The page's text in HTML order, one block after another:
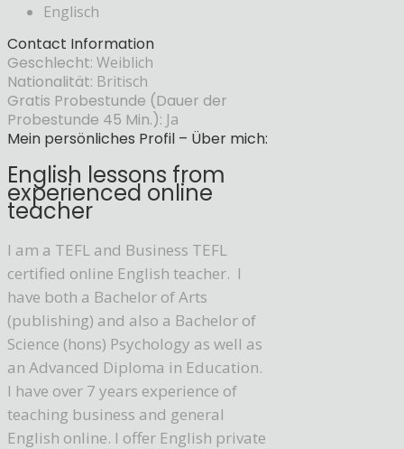
Englisch
Contact Information
Geschlecht: Weiblich
Nationalität: Britisch
Gratis Probestunde (Dauer der
Probestunde 45 Min.): Ja
Mein persönliches Profil – Über mich:
English lessons from
experienced online
teacher
I am a TEFL and Business TEFL
certified online English teacher. I
have both a Bachelor of Arts
(publishing) and also a Bachelor of
Science (hons) Psychology as well as
an Advanced Diploma in Education.
I have over 7 years experience of
teaching business and general
English online. I offer English private